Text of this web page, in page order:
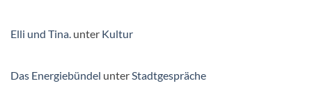
Elli und Tina. unter Kultur
Das Energiebündel unterStadtgespräche